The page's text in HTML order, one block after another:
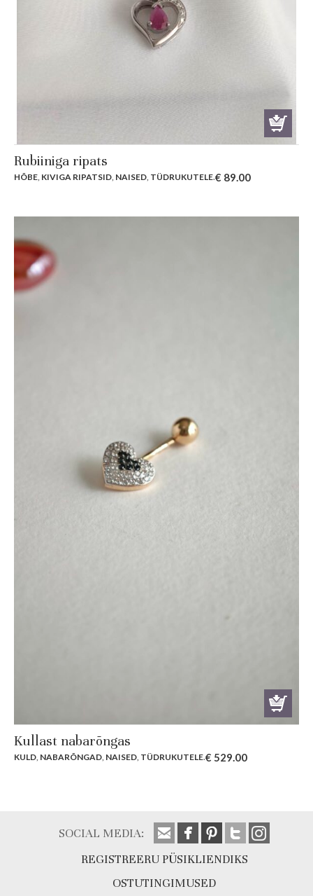
Rubiiniga ripats
HÕBE KIVIGA RIPATSID NAISED TÜDRUKUTELE.€ 89.00
Kullast nabarõngas
KULD, NABARÕNGAD, NAISED, TÜDRUKUTELE.€ 529.00
SOCIAL MEDIA:
REGISTREERU PÜSIKLIENDIKS
OSTUTINGIMUSED